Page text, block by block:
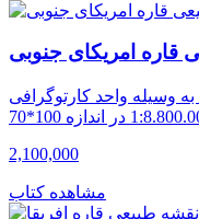
قاره امریکای جنوبی
وسیله واحد کارتوگرافی
2,100,000
مشاهده کتاب